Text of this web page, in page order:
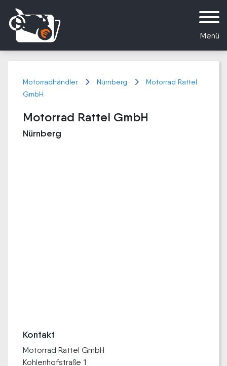
Menü
Motorradhändler Nürnberg
Motorrad Rattel
GmbH
Motorrad Rattel GmbH
Nürnberg
Kontakt
Motorrad Rattel GmbH
Kohlenhofstraße 1